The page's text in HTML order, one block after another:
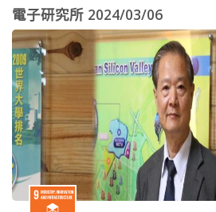
電子研究所 2024/03/06